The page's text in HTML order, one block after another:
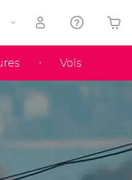
Vols
Votre panier est vide